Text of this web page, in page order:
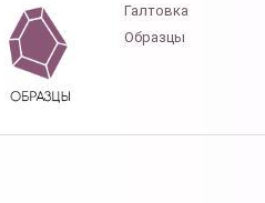
Галтовка
Образцы